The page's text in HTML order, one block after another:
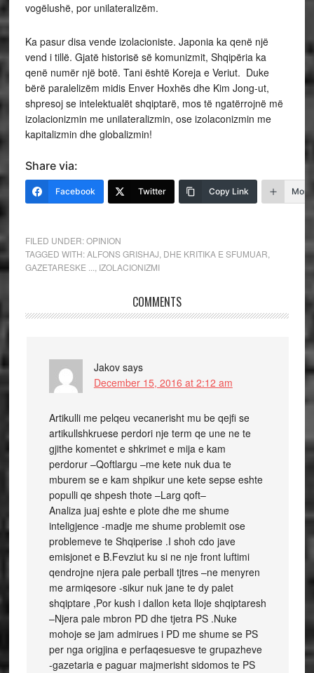
vogëlushë, por unilateralizëm.
Ka pasur disa vende izolacioniste. Japonia ka qenë një
vend i tillë. Gjatë historisë së komunizmit, Shqipëria ka
qenë numër një botë. Tani është Koreja e Veriut. Duke
bërë paralelizëm midis Enver Hoxhës dhe Kim Jong-ut,
shpresoj se intelektualët shqiptarë, mos të ngatërrojnë më
izolacionizmin me unilateralizmin, ose izolaconizmin me
kapitalizmin dhe globalizmin!
Share via:
Facebook Twitter Copy Link More
FILED UNDER:OPINION
TAGGED WITH:ALFONS GRISHAJ DHE KRITIKA E SFUMUAR
GAZETARESKE ...
IZOLACIONIZMI
COMMENTS
Jakov says
December 15, 2016 at 2:12 am
Artikulli me pelqeu vecanerisht mu be qejfi se
artikullshkruese perdori nje term qe une ne te
gjithe komentet e shkrimet e mija e kam
perdorur –Qoftlargu –me kete nuk dua te
mburem se e kam shpikur une kete sepse eshte
populli qe shpesh thote –Larg qoft–
Analiza juaj eshte e plote dhe me shume
inteligjence -madje me shume problemit ose
problemeve te Shqiperise .I shoh cdo jave
emisjonet e B.Fevziut ku si ne nje front luftimi
qendrojne njera pale perball tjtres –ne menyren
me armiqesore -sikur nuk jane te dy palet
shqiptare ,Por kush i dallon keta lloje shqiptaresh
–Njera pale mbron PD dhe tjetra PS .Nuke
mohoje se jam admirues i PD me shume se PS
per nga origjina e perfaqesuesve te grupazheve
-gazetaria e paguar majmerisht sidomos te PS